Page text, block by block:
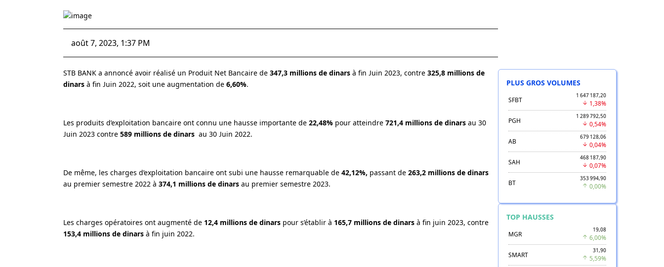
août 7, 2023, 1:37 PM
STB BANK a annoncé avoir réalisé un Produit Net Bancaire de 347,3 millions de dinars à fin Juin 2023, contre 325,8 millions de
dinars à fin Juin 2022, soit une augmentation de 6,60%.
Les produits d’exploitation bancaire ont connu une hausse importante de 22,48% pour atteindre 721,4 millions de dinars au 30
Juin 2023 contre 589 millions de dinars au 30 Juin 2022.
De même, les charges d’exploitation bancaire ont subi une hausse remarquable de 42,12%, passant de 263,2 millions de dinars
au premier semestre 2022 à 374,1 millions de dinars au premier semestre 2023.
Les charges opératoires ont augmenté de 12,4 millions de dinars pour s’établir à 165,7 millions de dinars à fin juin 2023, contre
153,4 millions de dinars à fin juin 2022.
PLUS GROS VOLUMES
SFBT
1 647 187,20
1,38%
PGH
1 289 792,50
0,54%
AB
679 128,06
0,04%
SAH
468 187,90
0,07%
BT
353 994,90
0,00%
TOP HAUSSES
MGR
19,08
6,00%
SMART
31,90
5,59%